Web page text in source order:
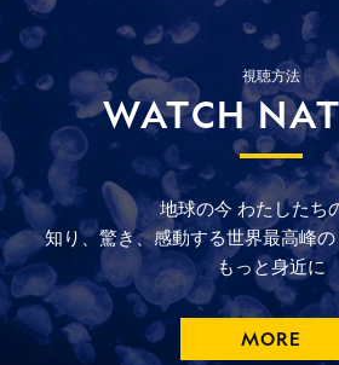
視聴方法
WATCH
地球の今 わたしたち
知り、驚き、感動する世界最高峰の
もっと身近に
MORE